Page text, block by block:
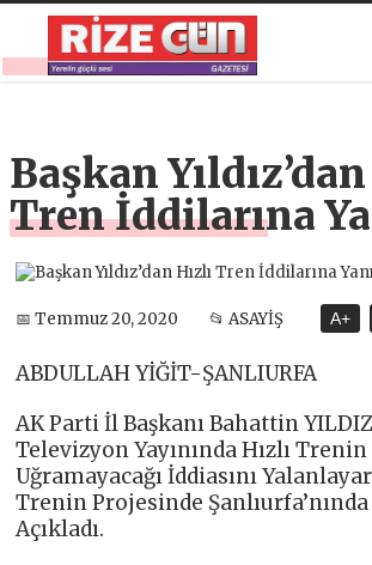
Başkan Yıldız’dan
Tren İddilarına
📅 Temmuz 20, 2020 📂 ASAYİŞ A+
ABDULLAH YİĞİT-ŞANLIURFA
AK Parti İl Başkanı Bahattin
Televizyon Yayınında Hızlı Trenin
Uğramayacağı İddiasını
Trenin Projesinde
Açıkladı.